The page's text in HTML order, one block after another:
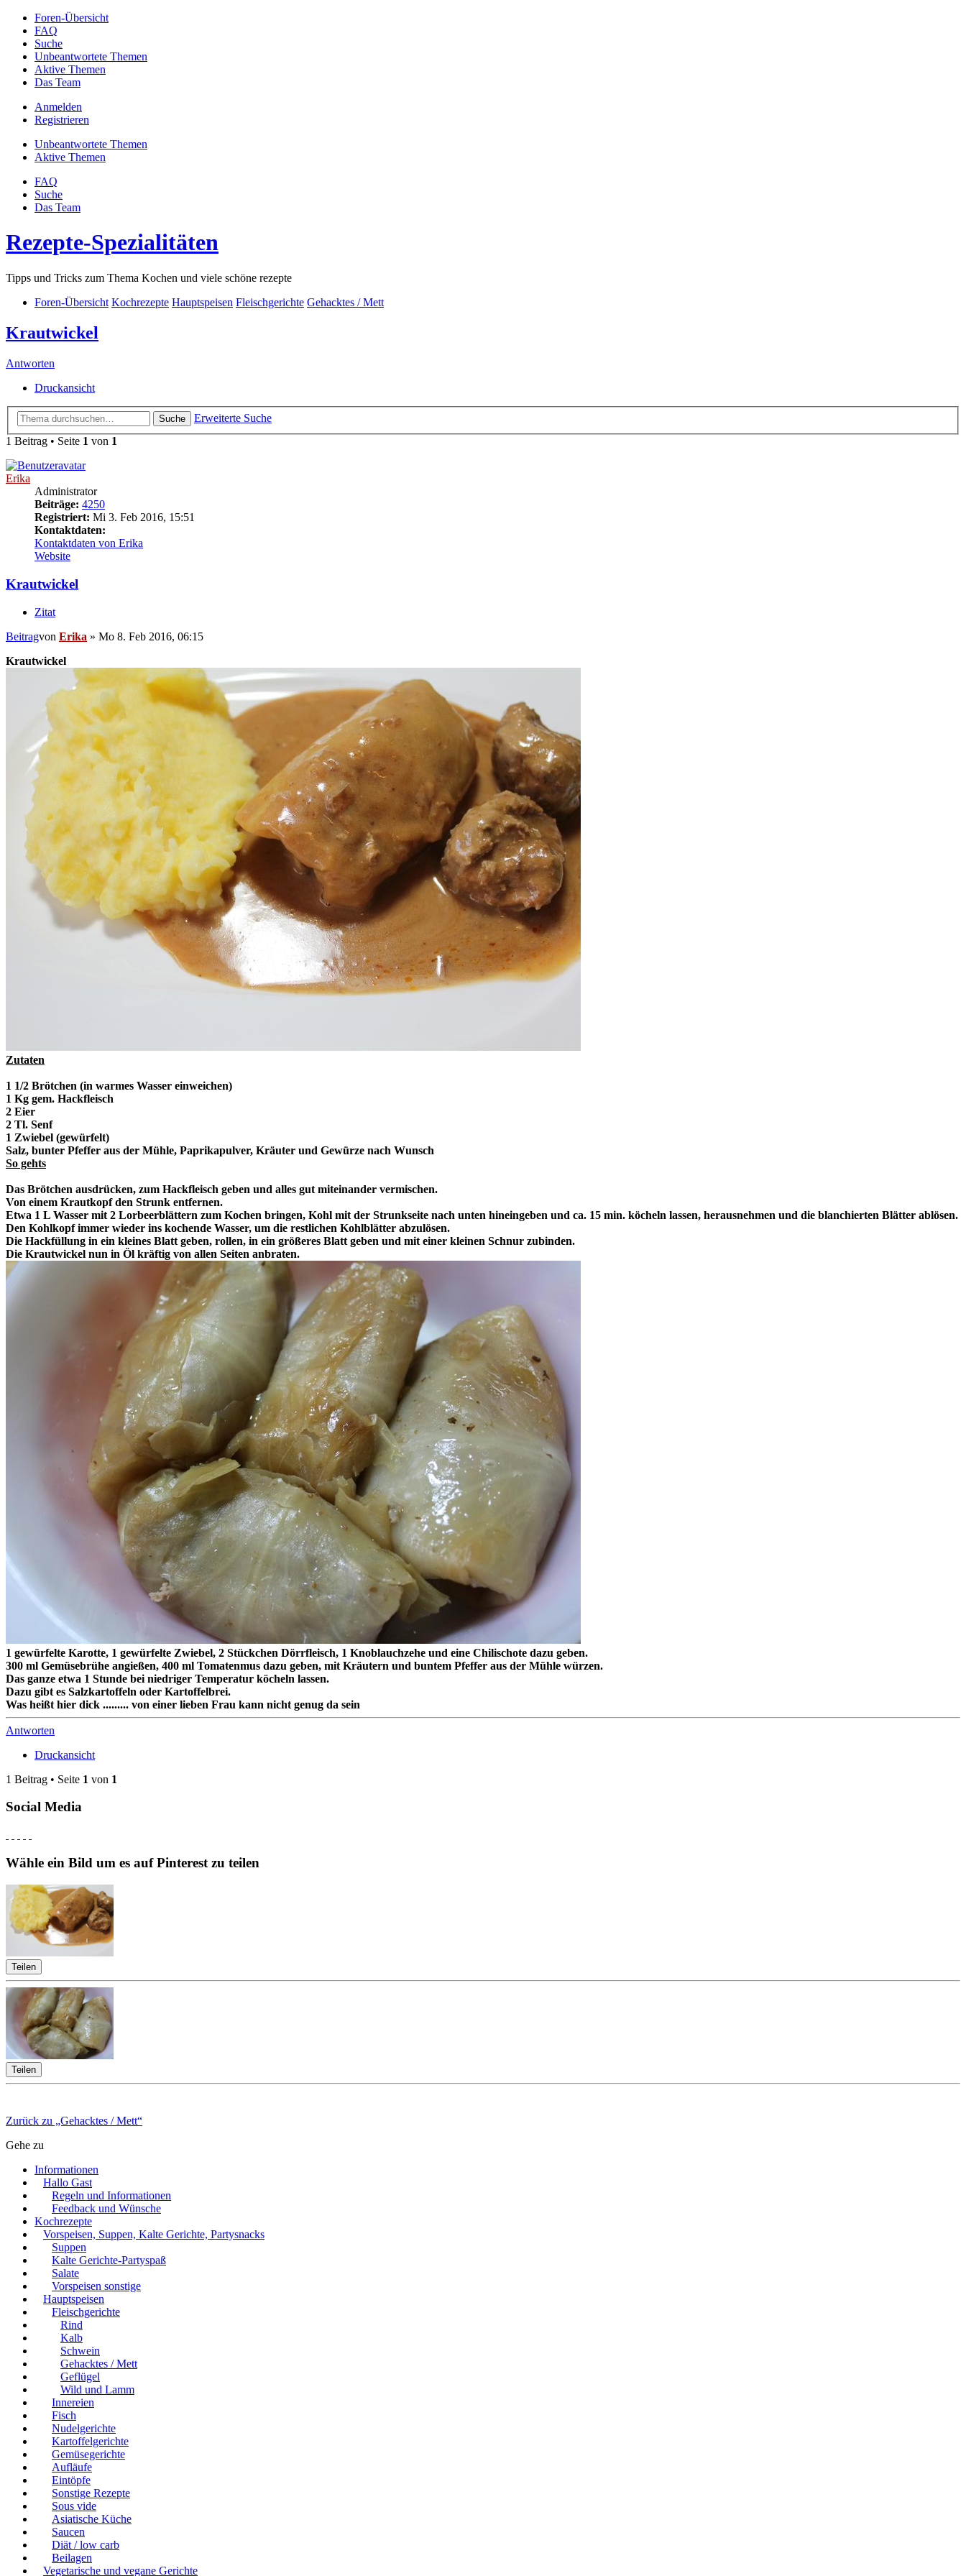
Foren-Übersicht
FAQ
Suche
Unbeantwortete Themen
Aktive Themen
Das Team
Anmelden
Registrieren
Unbeantwortete Themen
Aktive Themen
FAQ
Suche
Das Team
Rezepte-Spezialitäten
Tipps und Tricks zum Thema Kochen und viele schöne rezepte
Foren-Übersicht Kochrezepte Hauptspeisen Fleischgerichte Gehacktes / Mett
Krautwickel
Antworten
Druckansicht
Suche
Erweiterte Suche
1 Beitrag • Seite 1 von 1
Erika
Administrator
Beiträge: 4250
Registriert: Mi 3. Feb 2016, 15:51
Kontaktdaten:
Kontaktdaten von Erika
Website
Krautwickel
Zitat
Beitragvon Erika » Mo 8. Feb 2016, 06:15
Krautwickel
Zutaten
1 1/2 Brötchen (in warmes Wasser einweichen)
1 Kg gem. Hackfleisch
2 Eier
2 Tl. Senf
1 Zwiebel (gewürfelt)
Salz, bunter Pfeffer aus der Mühle, Paprikapulver, Kräuter und Gewürze nach Wunsch
So gehts
Das Brötchen ausdrücken, zum Hackfleisch geben und alles gut miteinander vermischen.
Von einem Krautkopf den Strunk entfernen.
Etwa 1 L Wasser mit 2 Lorbeerblättern zum Kochen bringen, Kohl mit der Strunkseite nach unten hineingeben und ca. 15 min. köcheln lassen, herausnehmen und die blanchierten Blätter ablösen.
Den Kohlkopf immer wieder ins kochende Wasser, um die restlichen Kohlblätter abzulösen.
Die Hackfüllung in ein kleines Blatt geben, rollen, in ein größeres Blatt geben und mit einer kleinen Schnur zubinden.
Die Krautwickel nun in Öl kräftig von allen Seiten anbraten.
1 gewürfelte Karotte, 1 gewürfelte Zwiebel, 2 Stückchen Dörrfleisch, 1 Knoblauchzehe und eine Chilischote dazu geben.
300 ml Gemüsebrühe angießen, 400 ml Tomatenmus dazu geben, mit Kräutern und buntem Pfeffer aus der Mühle würzen.
Das ganze etwa 1 Stunde bei niedriger Temperatur köcheln lassen.
Dazu gibt es Salzkartoffeln oder Kartoffelbrei.
Was heißt hier dick ......... von einer lieben Frau kann nicht genug da sein
Antworten
Druckansicht
1 Beitrag • Seite 1 von 1
Social Media
Wähle ein Bild um es auf Pinterest zu teilen
Teilen
Teilen
Zurück zu „Gehacktes / Mett“
Gehe zu
Informationen
Hallo Gast
Regeln und Informationen
Feedback und Wünsche
Kochrezepte
Vorspeisen, Suppen, Kalte Gerichte, Partysnacks
Suppen
Kalte Gerichte-Partyspaß
Salate
Vorspeisen sonstige
Hauptspeisen
Fleischgerichte
Rind
Kalb
Schwein
Gehacktes / Mett
Geflügel
Wild und Lamm
Innereien
Fisch
Nudelgerichte
Kartoffelgerichte
Gemüsegerichte
Aufläufe
Eintöpfe
Sonstige Rezepte
Sous vide
Asiatische Küche
Saucen
Diät / low carb
Beilagen
Vegetarische und vegane Gerichte